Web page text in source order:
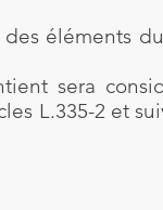
éléments
sera
L.335-2 et